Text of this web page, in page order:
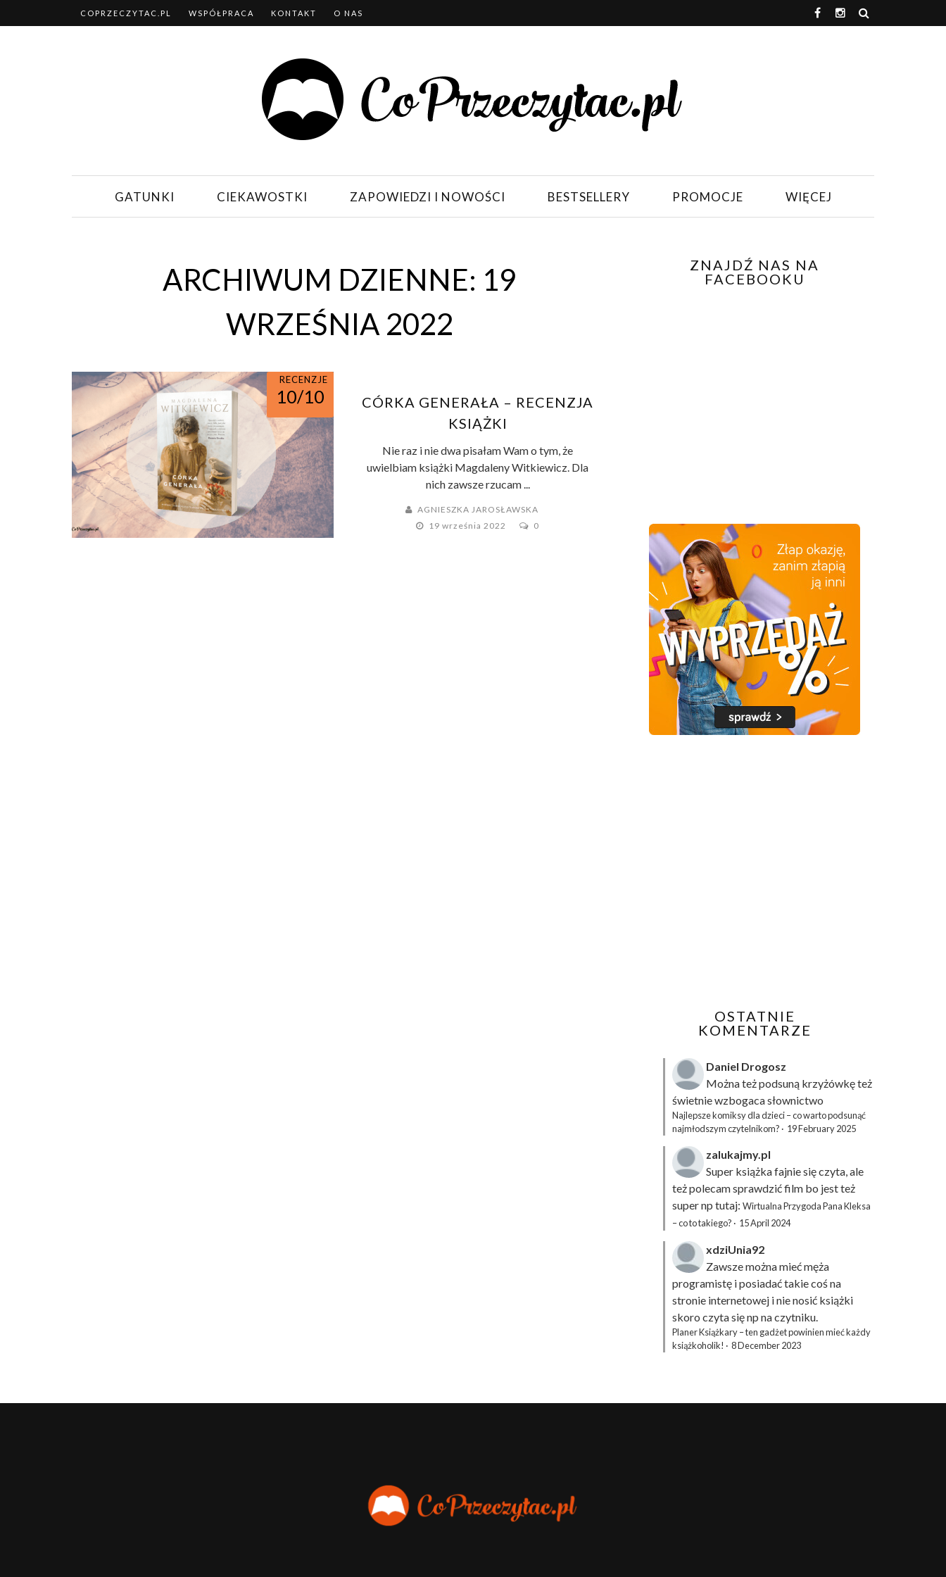
COPRZECZYTAC.PL WSPÓŁPRACA KONTAKT O NAS
GATUNKI CIEKAWOSTKI ZAPOWIEDZI I NOWOŚCI BESTSELLERY PROMOCJE WIĘCEJ
ARCHIWUM DZIENNE: 19
WRZEŚNIA 2022
RECENZJE
10/10
CÓRKA GENERAŁA – RECENZJA
KSIĄŻKI
Nie raz i nie dwa pisałam Wam o tym, że
uwielbiam książki Magdaleny Witkiewicz. Dla
nich zawsze rzucam ...
AGNIESZKA JAROSŁAWSKA
19 września 2022
0
ZNAJDŹ NAS NA
FACEBOOKU
OSTATNIE
KOMENTARZE
Daniel Drogosz
Można też podsuną krzyżówkęteż
świetnie wzbogaca słownictwo
Najlepsze komiksy dla dzieci – co warto podsunąć
najmłodszym czytelnikom? · 19 February 2025
zalukajmy.pl
Super książka fajnie się czyta, ale
też polecam sprawdzić film bo jest też
super np tutaj: Wirtualna Przygoda Pana Kleksa
– co to takiego? · 15 April 2024
xdziUnia92
Zawsze można mieć męża
programistę i posiadać takie coś na
stronie internetowej i nie nosić książki
skoro czyta się np na czytniku.
Planer Książkary – ten gadżet powinien mieć każdy
książkoholik! · 8 December 2023